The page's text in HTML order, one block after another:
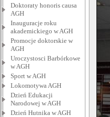
Doktoraty honoris causa
AGH
Inauguracje roku
akademickiego w AGH
Promocje doktorskie w
AGH
Uroczystosci Barbórkowe
w AGH
Sport w AGH
Lokomotywa AGH
Dzień Edukacji
Narodowej w AGH
Dzień Hutnika w AGH